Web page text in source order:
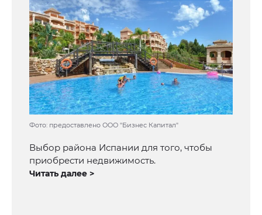
Фото: предоставлено ООО "Бизнес Капитал"
Выбор района Испании для того, чтобы
приобрести недвижимость.
Читать далее >